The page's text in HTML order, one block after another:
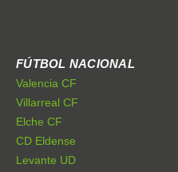
FÚTBOL NACIONAL
Valencia CF
Villarreal CF
Elche CF
CD Eldense
Levante UD